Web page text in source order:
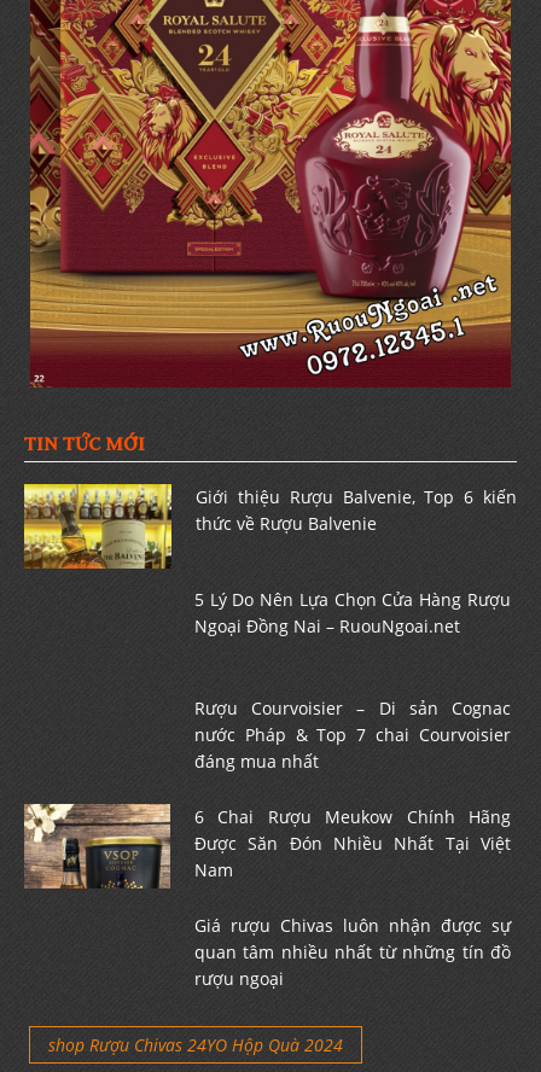
TIN TỨC MỚI
Giới thiệu Rượu Balvenie, Top 6 kiến
thức về Rượu Balvenie
5 Lý Do Nên Lựa Chọn Cửa Hàng Rượu
Ngoại Đồng Nai – RuouNgoai.net
Rượu Courvoisier – Di sản Cognac
nước Pháp & Top 7 chai Courvoisier
đáng mua nhất
6 Chai Rượu Meukow Chính Hãng
Được Săn Đón Nhiều Nhất Tại Việt
Nam
Giá rượu Chivas luôn nhận được sự
quan tâm nhiều nhất từ những tín đồ
rượu ngoại
shop Rượu Chivas 24YO Hộp Quà 2024